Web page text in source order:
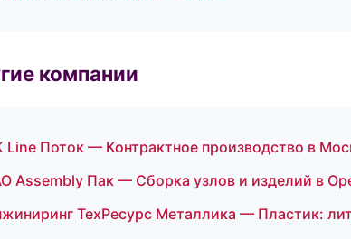
компании
Line Поток — Контрактное производство в
Assembly Пак — Сборка узлов и изделий в
ТехРесурс Металлика — Пластик: